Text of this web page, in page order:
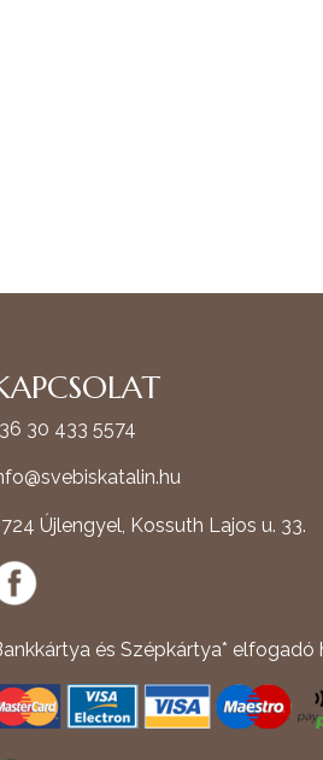
30 433 5574
Újlengyel, Kossuth Lajos u. 33.
és Szépkártya* elfogadó